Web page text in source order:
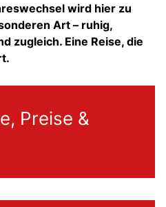
wird hier zu
Art – ruhig,
zugleich. Eine Reise, die
Preise &